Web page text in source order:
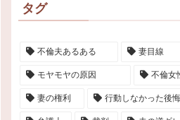
タグ
不倫夫あるある 妻目線
モヤモヤの原因 不倫女
妻の権利 行動しなかった後悔